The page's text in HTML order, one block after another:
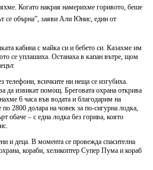
Когато накрая намерихме горивото, беше
се обърна”, заяви Али Юнис, един от
кабина с майка си и бебето си. Казахме им
се уплашиха. Останаха в капан вътре, щом
телефони, всичките ни неща се изгубиха.
да извикат помощ. Бреговата охрана открива
6 часа във водата и благодарим на
2800 долара на човек за по-сигурна лодка,
обаче – с една лодка без горива, която
и деца. В момента се провежда спасителна
кораби, хеликоптер Супер Пума и кораб